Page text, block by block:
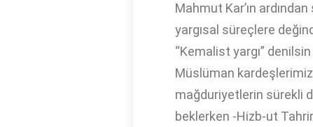
Mahmut Kar’ın
yargısal süreçlere
“Kemalist yargı”
Müslüman
mağduriyetlerin sürekli
beklerken -Hizb-ut